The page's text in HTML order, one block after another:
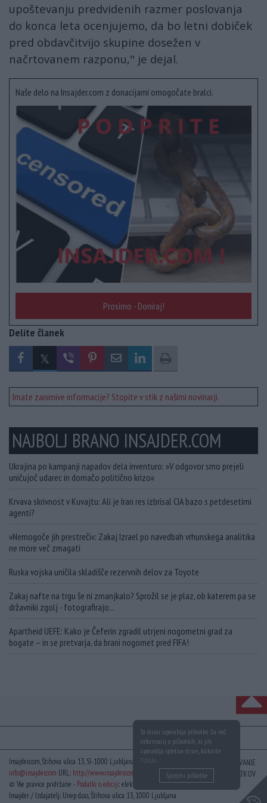
upoštevanju predvidenih razmer poslovanja
do konca leta ocenjujemo, da bo letni dobiček
pred obdavčitvijo skupine dosežen v
načrtovanem razponu," je dejal.
Naše delo na Insajder.com z donacijami omogočate bralci.
Prosimo - Doniraj!
Delite članek
Imate zanimive informacije? Stopite v stik z našimi novinarji.
NAJBOLJ BRANO INSAJDER.COM
Ukrajina po kampanji napadov dela inventuro: »V odgovor smo prejeli
uničujoč udarec in domačo politično krizo«
Krvava skrivnost v Kuvajtu: Ali je Iran res izbrisal CIA bazo s petdesetimi
agenti?
»Nemogoče jih prestreči«: Zakaj Izrael po navedbah vrhunskega analitika
ne more več zmagati
Ruska vojska uničila skladišče rezervnih delov za Toyote
Zakaj nafte na trgu še ni zmanjkalo? Sprožil se je plaz, ob katerem pa se
državniki zgolj - fotografirajo...
Apartheid UEFE: Kako je Čeferin zgradil utrjeni nogometni grad za
bogate – in se pretvarja, da brani nogomet pred FIFA!
NA VRH
Insajder.com, Štihova ulica 13, SI-1000 Ljubljana, Slovenija | E-mail:
info@insajder.com URL: http://www.insajder.com
© Vse pravice pridržane - Podatki o ediciji: elektronski dnevnik
Insajder / Izdajatelj: Unep d.o.o., Štihova ulica 13, 1000 Ljubljana
VAROVANJE
PODATKOV
Ta stran uporablja piškotke. Za več
informacij o piškotkih, ki jih
uporablja spletna stran, kliknite
TUKAJ
Sprejmi piškotke